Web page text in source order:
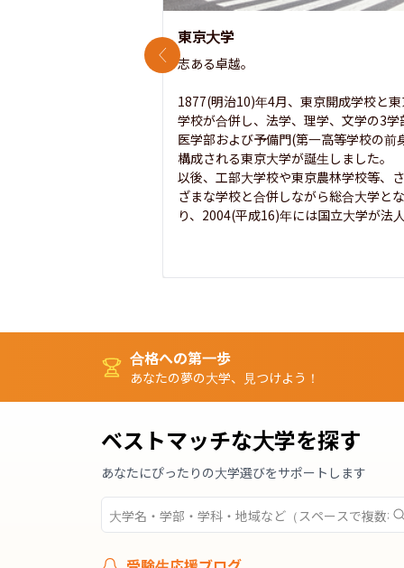
東京大学
志ある卓越。
1877(明治10)年4月、東京開成学校と
学校が合併し、法学、理学、文学の3学
医学部および予備門(第一高等学校の前
構成される東京大学が誕生しました。
以後、工部大学校や東京農林学校等、
ざまな学校と合併しながら総合大学とな
り、2004(平成16)年には国立大学が法
前のスライド
合格への第一歩
あなたの夢の大学、見つけよう！
ベストマッチな大学を探す
あなたにぴったりの大学選びをサポートします